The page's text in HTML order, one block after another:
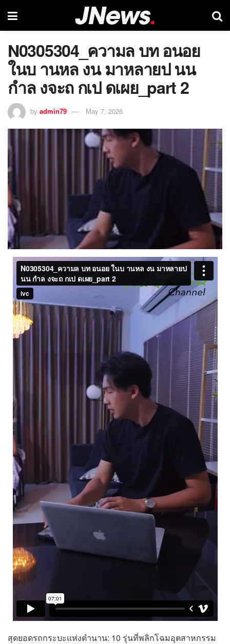
N0305304_ความล บท อนอย
ในบ านหล งน มาหลายป นน
กำล งจะถ กเป ดเผย_part 2
by admin79 May 7, 2026
สุดยอดรถกระบะแห่งตำนาน: 10 รุ่นที่พลิกโฉมอุตสาหกรรม